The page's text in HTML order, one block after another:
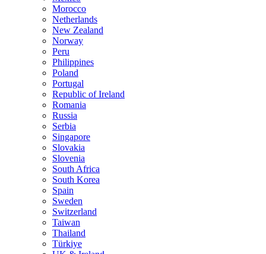
Morocco
Netherlands
New Zealand
Norway
Peru
Philippines
Poland
Portugal
Republic of Ireland
Romania
Russia
Serbia
Singapore
Slovakia
Slovenia
South Africa
South Korea
Spain
Sweden
Switzerland
Taiwan
Thailand
Türkiye